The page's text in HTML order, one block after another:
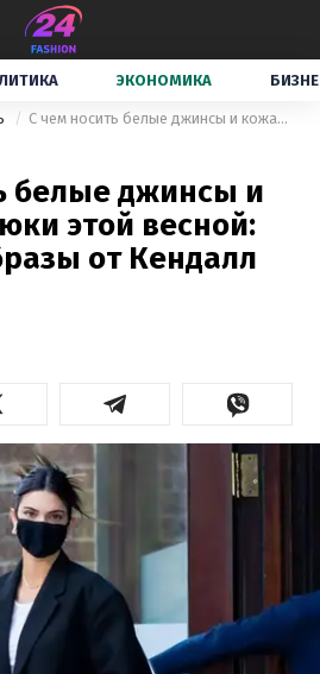
ЭКОНОМИКА
С чем носить белые джинсы и кожаные брюки этой весной: стильные образы от Кендалл Дженнер
белые джинсы и
этой весной:
от Кендалл